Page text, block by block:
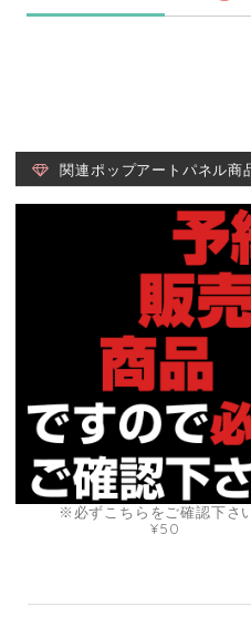
関連ポップアートパネル商
※必ずこちらをご確認下さ
¥50